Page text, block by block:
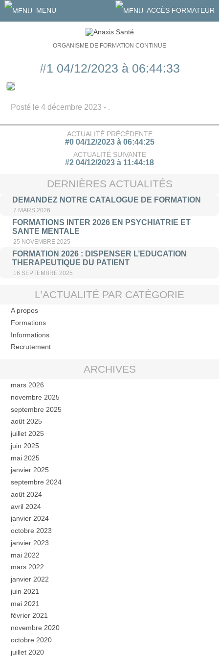
MENU ACCÈS FORMATEUR
ORGANISME DE FORMATION CONTINUE
#1 04/12/2023 à 06:44:33
Posté le 4 décembre 2023 - .
ACTUALITÉ PRÉCÉDENTE
#0 04/12/2023 à 06:44:25
ACTUALITÉ SUIVANTE
#2 04/12/2023 à 11:44:18
DERNIÈRES ACTUALITÉS
DEMANDEZ NOTRE CATALOGUE DE FORMATION
7 MARS 2026
FORMATIONS INTER 2026 EN PSYCHIATRIE ET
SANTE MENTALE
25 NOVEMBRE 2025
FORMATION 2026 : DISPENSER L’EDUCATION
THERAPEUTIQUE DU PATIENT
16 SEPTEMBRE 2025
L’ACTUALITÉ PAR CATÉGORIE
A propos
Formations
Informations
Recrutement
ARCHIVES
mars 2026
novembre 2025
septembre 2025
août 2025
juillet 2025
juin 2025
mai 2025
janvier 2025
septembre 2024
août 2024
avril 2024
janvier 2024
octobre 2023
janvier 2023
mai 2022
mars 2022
janvier 2022
juin 2021
mai 2021
février 2021
novembre 2020
octobre 2020
juillet 2020